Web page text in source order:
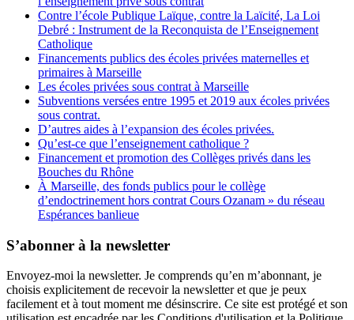
Contre l’école Publique Laïque, contre la Laïcité, La Loi
Debré : Instrument de la Reconquista de l’Enseignement
Catholique
Financements publics des écoles privées maternelles et
primaires à Marseille
Les écoles privées sous contrat à Marseille
Subventions versées entre 1995 et 2019 aux écoles privées
sous contrat.
D’autres aides à l’expansion des écoles privées.
Qu’est-ce que l’enseignement catholique ?
Financement et promotion des Collèges privés dans les
Bouches du Rhône
À Marseille, des fonds publics pour le collège
d’endoctrinement hors contrat Cours Ozanam » du réseau
Espérances banlieue
S’abonner à la newsletter
Envoyez-moi la newsletter. Je comprends qu’en m’abonnant, je
choisis explicitement de recevoir la newsletter et que je peux
facilement et à tout moment me désinscrire. Ce site est protégé et son